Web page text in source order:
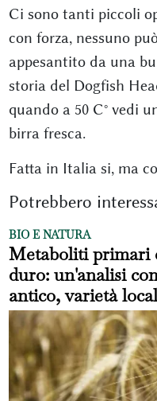
Ci sono tanti piccoli
con forza, nessuno
appesantito da una
storia del Dogfish
quando a 50 C° vedi
birra fresca.
Fatta in Italia si, ma
Potrebbero
BIO E NATURA
Metaboliti primari
duro: un'analisi
antico, varietà